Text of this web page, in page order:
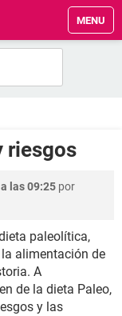
MENU
riesgos
las 09:25 por
paleolítica,
alimentación de
A
de la dieta Paleo,
y las